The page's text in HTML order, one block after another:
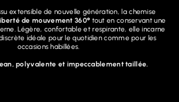
extensible de nouvelle génération, la chemise
liberté de mouvement 360° tout en conservant une
Légère, confortable et respirante, elle incarne
idéale pour le quotidien comme pour les
occasions habillées.
polyvalente et impeccablement taillée.